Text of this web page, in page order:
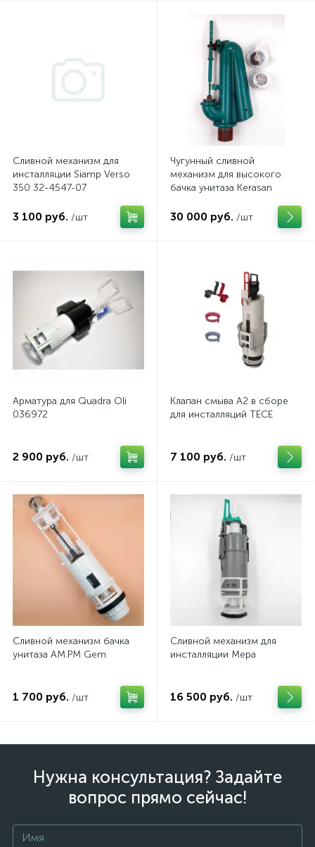
Сливной механизм для
инсталляции Siamp Verso
350 32-4547-07
3 100 руб. /шт
Чугунный сливной
механизм для высокого
бачка унитаза Kerasan
30 000 руб. /шт
Арматура для Quadra Oli
036972
2 900 руб. /шт
Клапан смыва А2 в сборе
для инсталляций TECE
7 100 руб. /шт
Сливной механизм бачка
унитаза AM.PM Gem
1 700 руб. /шт
Сливной механизм для
инсталляции Mepa
16 500 руб. /шт
Нужна консультация? Задайте
вопрос прямо сейчас!